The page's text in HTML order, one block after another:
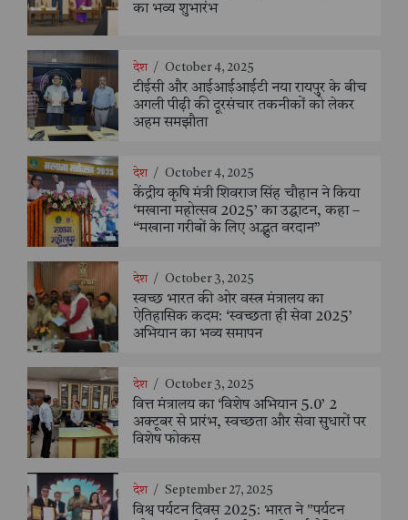
का भव्य शुभारंभ
देश / October 4, 2025
टीईसी और आईआईआईटी नया रायपुर के बीच
अगली पीढ़ी की दूरसंचार तकनीकों को लेकर
अहम समझौता
देश / October 4, 2025
केंद्रीय कृषि मंत्री शिवराज सिंह चौहान ने किया
‘मखाना महोत्सव 2025’ का उद्घाटन, कहा –
“मखाना गरीबों के लिए अद्भुत वरदान”
देश / October 3, 2025
स्वच्छ भारत की ओर वस्त्र मंत्रालय का
ऐतिहासिक कदम: ‘स्वच्छता ही सेवा 2025’
अभियान का भव्य समापन
देश / October 3, 2025
वित्त मंत्रालय का ‘विशेष अभियान 5.0’ 2
अक्टूबर से प्रारंभ, स्वच्छता और सेवा सुधारों पर
विशेष फोकस
देश / September 27, 2025
विश्व पर्यटन दिवस 2025: भारत ने "पर्यटन